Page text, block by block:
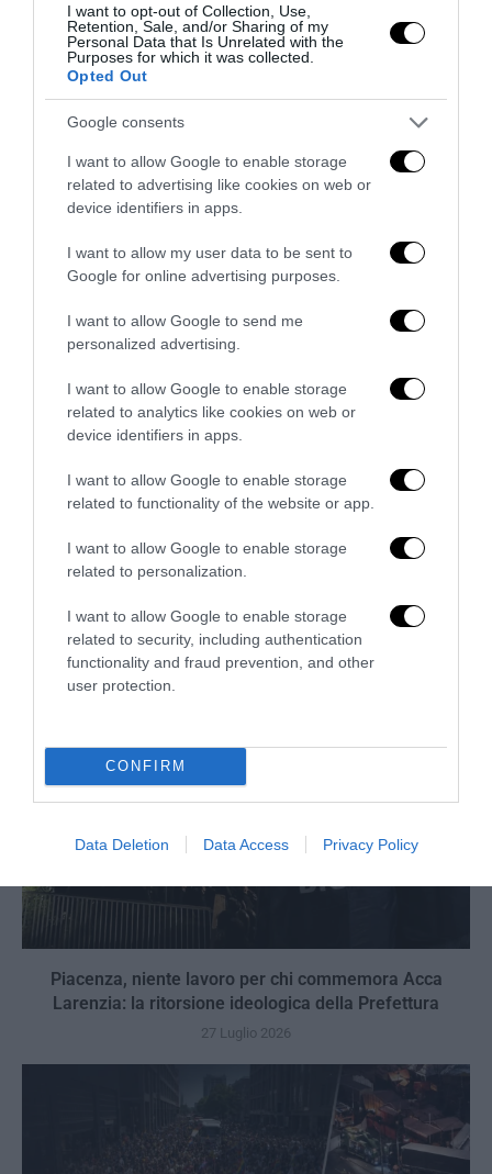
I want to opt-out of Collection, Use,
Retention, Sale, and/or Sharing of my
Personal Data that Is Unrelated with the
Purposes for which it was collected.
Opted Out
Google consents
I want to allow Google to enable storage
related to advertising like cookies on web or
device identifiers in apps.
I want to allow my user data to be sent to
Google for online advertising purposes.
I want to allow Google to send me
personalized advertising.
I want to allow Google to enable storage
related to analytics like cookies on web or
device identifiers in apps.
I want to allow Google to enable storage
related to functionality of the website or app.
I want to allow Google to enable storage
related to personalization.
I want to allow Google to enable storage
related to security, including authentication
functionality and fraud prevention, and other
user protection.
CONFIRM
Data Deletion Data Access Privacy Policy
L’immigrazione è l’ultimo rifugio degli incapaci: contro
l’economia delle braccia
27 Luglio 2026
Il grande inganno dell’immigrazione: l’Italia ha bisogno
27 Luglio 2026
Piacenza, niente lavoro per chi commemora Acca
Larenzia: la ritorsione ideologica della Prefettura
27 Luglio 2026